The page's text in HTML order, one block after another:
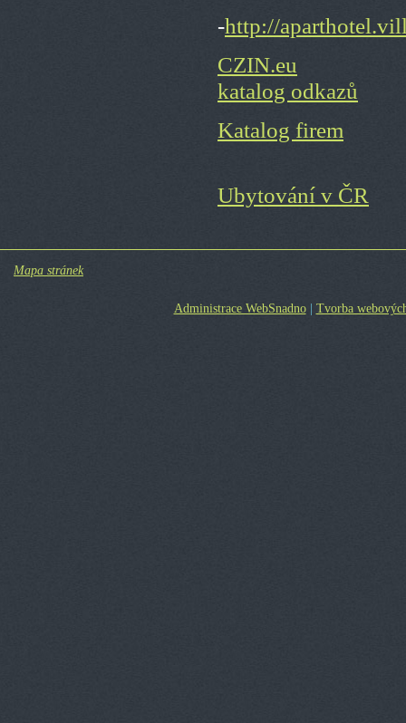
-http://
CZIN.eu
katalog odkazů
Katalog firem
Ubytování v ČR
Mapa stránek
Administrace WebSnadno| Tvorba